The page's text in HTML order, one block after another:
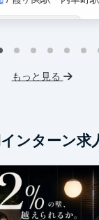
10人以上在籍 事業
もっと見る
ンターン求